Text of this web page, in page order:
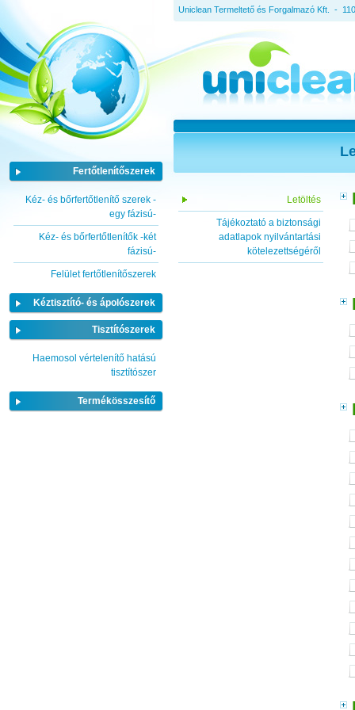
Fertőtlenítőszerek
Kéz- és bőrfertőtlenítő szerek -
egy fázisú-
Kéz- és bőrfertőtlenítők -két
fázisú-
Felület fertőtlenítőszerek
Kéztisztító- és ápolószerek
Tisztítószerek
Haemosol vértelenítő hatású
tisztítószer
Termékösszesítő
Uniclean Termeltető és Forgalmazó Kft. -
Letöltés
Tájékoztató a biztonsági
adatlapok nyilvántartási
kötelezettségéről